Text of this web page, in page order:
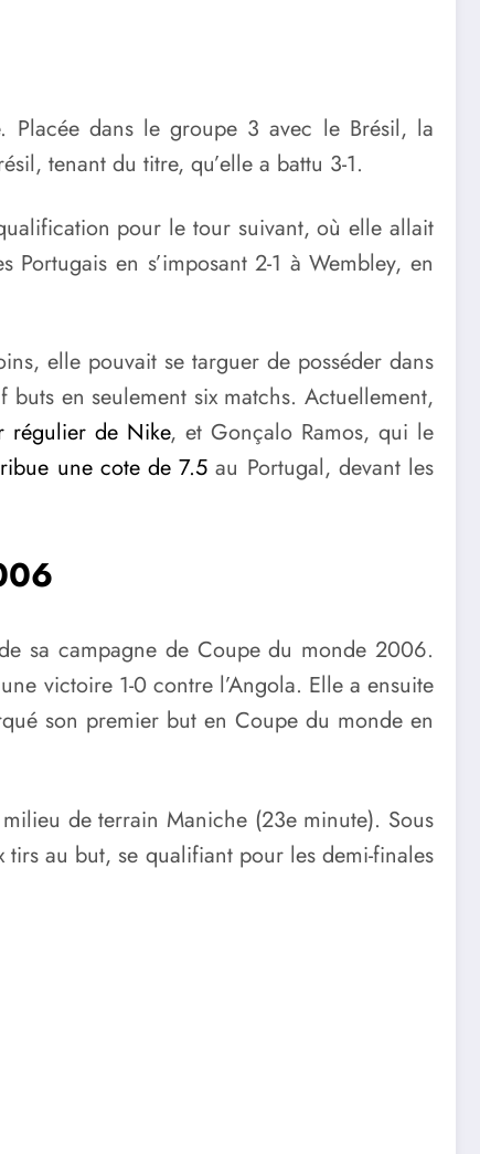
Placée dans le groupe 3 avec le Brésil, la
tenant du titre, qu’elle a battu 3-1.
pour le tour suivant, où elle allait
en s’imposant 2-1 à Wembley, en
elle pouvait se targuer de posséder dans
en seulement six matchs. Actuellement,
régulier de Nike, et Gonçalo Ramos, qui le
une cote de 7.5 au Portugal, devant les
sa campagne de Coupe du monde 2006.
victoire 1-0 contre l’Angola. Elle a ensuite
son premier but en Coupe du monde en
de terrain Maniche (23e minute). Sous
tirs au but, se qualifiant pour les demi-finales